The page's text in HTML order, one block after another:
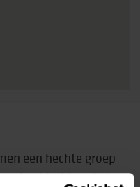
een hechte groep
tijdens het